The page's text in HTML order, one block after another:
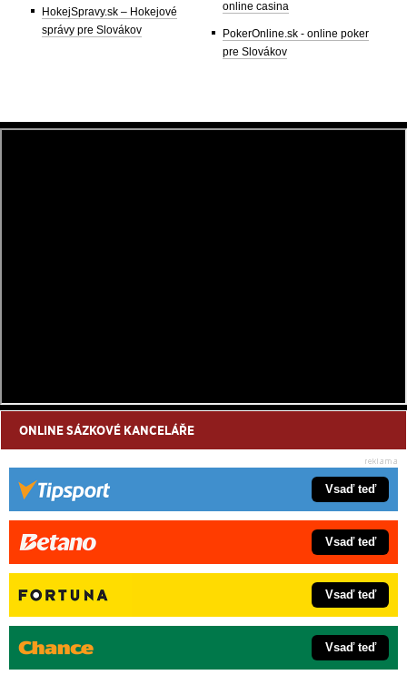
HokejSpravy.sk – Hokejové
správy pre Slovákov
online casina
PokerOnline.sk - online poker
pre Slovákov
ONLINE SÁZKOVÉ KANCELÁŘE
Vsaď teď
Vsaď teď
Vsaď teď
Vsaď teď